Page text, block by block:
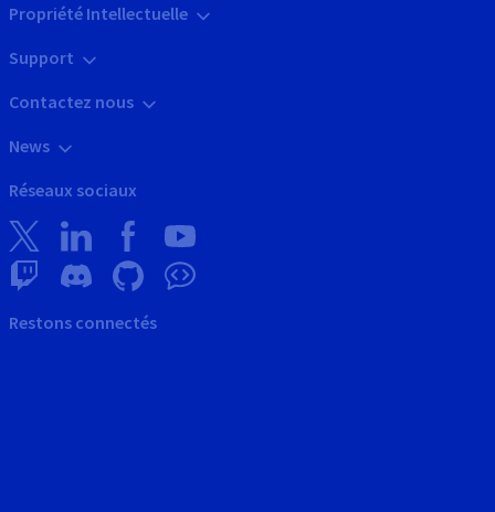
Propriété Intellectuelle
Support
Contactez nous
News
Réseaux sociaux
Restons connectés